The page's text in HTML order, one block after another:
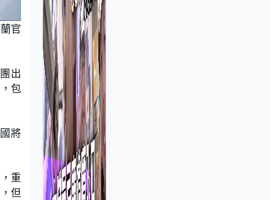
官
出
包
將
重
但